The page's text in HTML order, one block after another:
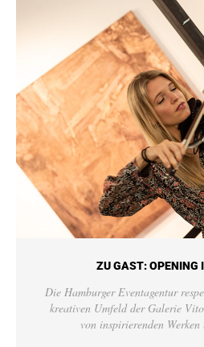
ZU GAST: OPENING
Die Hamburger Eventagentur
kreativen Umfeld der Galerie
von inspirierenden Werken